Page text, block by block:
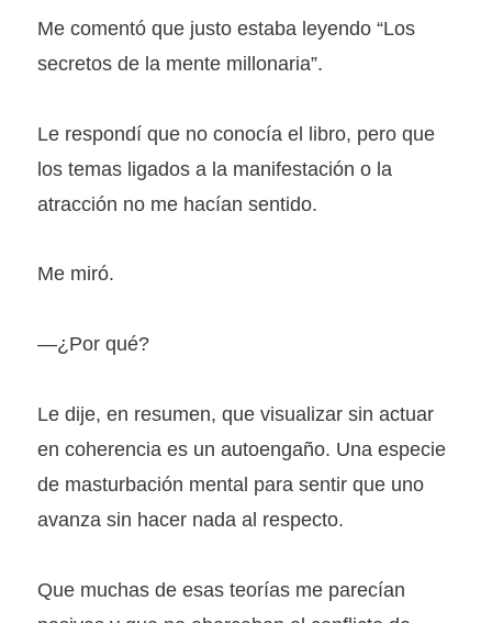
Me comentó que justo estaba leyendo “Los
secretos de la mente millonaria”.
Le respondí que no conocía el libro, pero que
los temas ligados a la manifestación o la
atracción no me hacían sentido.
Me miró.
—¿Por qué?
Le dije, en resumen, que visualizar sin actuar
en coherencia es un autoengaño. Una especie
de masturbación mental para sentir que uno
avanza sin hacer nada al respecto.
Que muchas de esas teorías me parecían